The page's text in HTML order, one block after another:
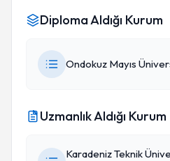
Diploma Aldığı Kurum
Ondokuz Mayıs
Uzmanlık Aldığı Kurum
Karadeniz Teknik